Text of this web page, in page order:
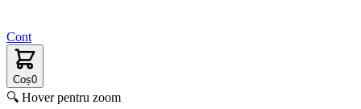
Cont
Coș0
🔍 Hover pentru zoom